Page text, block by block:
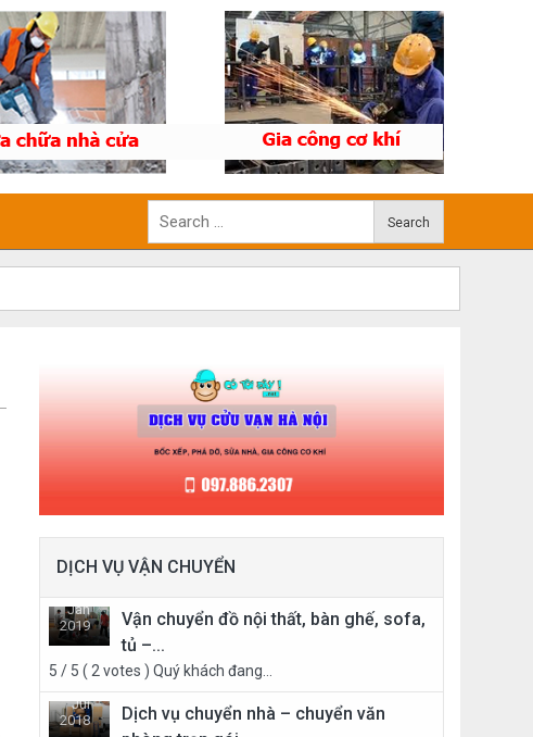
DỊCH VỤ VẬN CHUYỂN
Jan
2019
13
Vận chuyển đồ nội thất, bàn ghế, sofa,
tủ –...
5 / 5 ( 2 votes ) Quý khách đang...
Jul
2018
Dịch vụ chuyển nhà – chuyển văn